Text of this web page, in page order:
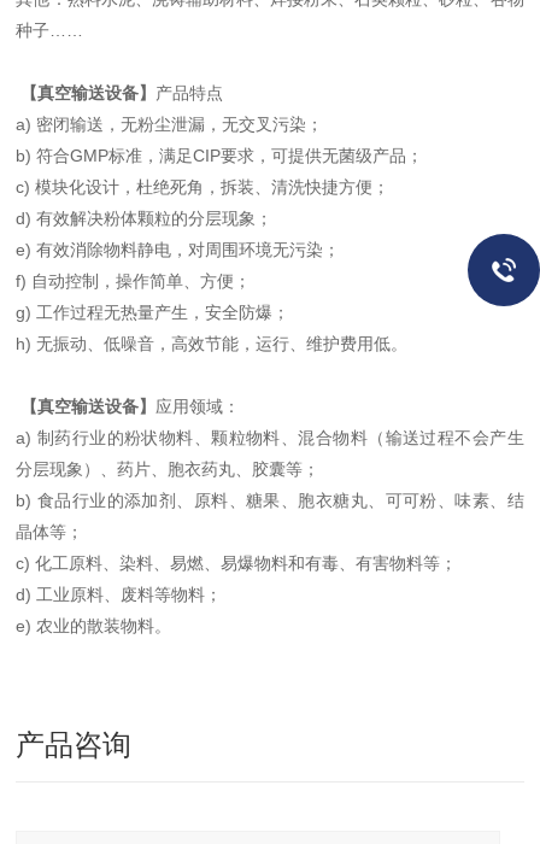
种子……
【真空输送设备】 产品特点
a) 密闭输送，无粉尘泄漏，无交叉污染；
b) 符合GMP标准，满足CIP要求，可提供无菌级产品；
c) 模块化设计，杜绝死角，拆装、清洗快捷方便；
d) 有效解决粉体颗粒的分层现象；
e) 有效消除物料静电，对周围环境无污染；
f) 自动控制，操作简单、方便；
g) 工作过程无热量产生，安全防爆；
h) 无振动、低噪音，高效节能，运行、维护费用低。
【真空输送设备】 应用领域：
a) 制药行业的粉状物料、颗粒物料、混合物料（输送过程不会产生
分层现象）、药片、胞衣药丸、胶囊等；
b) 食品行业的添加剂、原料、糖果、胞衣糖丸、可可粉、味素、结
晶体等；
c) 化工原料、染料、易燃、易爆物料和有毒、有害物料等；
d) 工业原料、废料等物料；
e) 农业的散装物料。
产品咨询